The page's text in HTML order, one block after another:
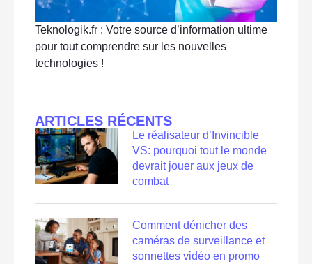
Teknologik.fr : Votre source d’information ultime
pour tout comprendre sur les nouvelles
technologies !
ARTICLES RÉCENTS
Le réalisateur d’Invincible
VS: pourquoi tout le monde
devrait jouer aux jeux de
combat
Comment dénicher des
caméras de surveillance et
sonnettes vidéo en promo